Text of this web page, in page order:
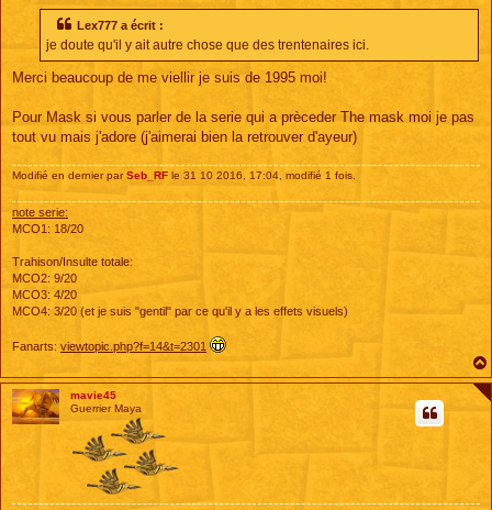
Lex777 a écrit :
je doute qu'il y ait autre chose que des trentenaires ici.
Merci beaucoup de me viellir je suis de 1995 moi!
Pour Mask si vous parler de la serie qui a prèceder The mask moi je pas
tout vu mais j'adore (j'aimerai bien la retrouver d'ayeur)
Modifié en dernier par Seb_RF le 31 10 2016, 17:04, modifié 1 fois.
note serie:
MCO1: 18/20
Trahison/Insulte totale:
MCO2: 9/20
MCO3: 4/20
MCO4: 3/20 (et je suis "gentil" par ce qu'il y a les effets visuels)
Fanarts: viewtopic.php?f=14&t=2301
mavie45
Guerrier Maya